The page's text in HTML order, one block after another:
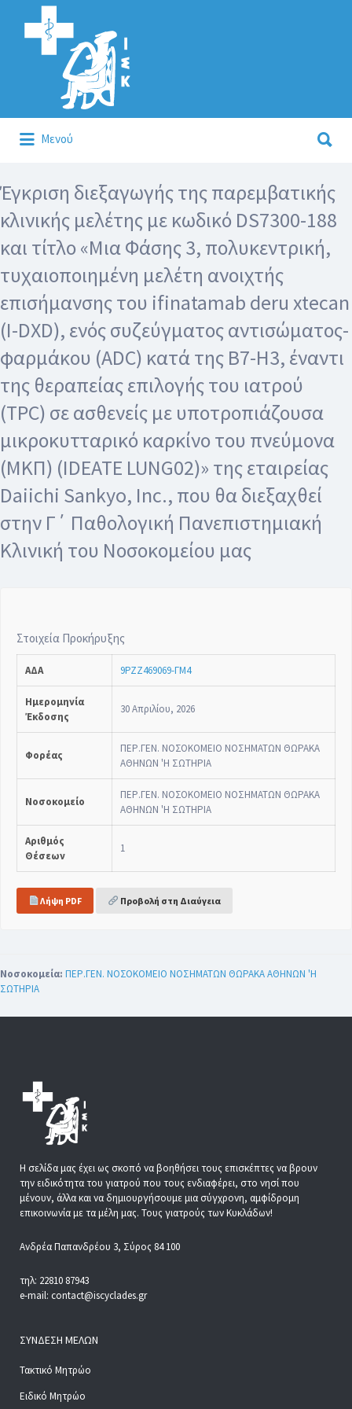
Αναζήτηση
για:
Μενού
για:
Έγκριση διεξαγωγής της παρεμβατικής
κλινικής μελέτης με κωδικό DS7300-188
και τίτλο «Μια Φάσης 3, πολυκεντρική,
τυχαιοποιημένη μελέτη ανοιχτής
επισήμανσης του ifinatamab deru xtecan
(I-DXD), ενός συζεύγματος αντισώματος-
φαρμάκου (ADC) κατά της B7-H3, έναντι
της θεραπείας επιλογής του ιατρού
(TPC) σε ασθενείς με υποτροπιάζουσα
μικροκυτταρικό καρκίνο του πνεύμονα
(ΜΚΠ) (IDEATE LUNG02)» της εταιρείας
Daiichi Sankyo, Inc., που θα διεξαχθεί
στην Γ΄ Παθολογική Πανεπιστημιακή
Κλινική του Νοσοκομείου μας
Στοιχεία Προκήρυξης
ΑΔΑ 9ΡΖΖ469069-ΓΜ4
Ημερομηνία
Έκδοσης
30 Απριλίου, 2026
Φορέας
ΠΕΡ.ΓΕΝ. ΝΟΣΟΚΟΜΕΙΟ ΝΟΣΗΜΑΤΩΝ ΘΩΡΑΚΑ
ΑΘΗΝΩΝ 'Η ΣΩΤΗΡΙΑ
Νοσοκομείο
ΠΕΡ.ΓΕΝ. ΝΟΣΟΚΟΜΕΙΟ ΝΟΣΗΜΑΤΩΝ ΘΩΡΑΚΑ
ΑΘΗΝΩΝ 'Η ΣΩΤΗΡΙΑ
Αριθμός
Θέσεων
1
Λήψη PDF Προβολή στη Διαύγεια
Νοσοκομεία: ΠΕΡ.ΓΕΝ. ΝΟΣΟΚΟΜΕΙΟ ΝΟΣΗΜΑΤΩΝ ΘΩΡΑΚΑ ΑΘΗΝΩΝ 'Η
ΣΩΤΗΡΙΑ
Η σελίδα μας έχει ως σκοπό να βοηθήσει τους επισκέπτες να βρουν
την ειδικότητα του γιατρού που τους ενδιαφέρει, στο νησί που
μένουν, άλλα και να δημιουργήσουμε μια σύγχρονη, αμφίδρομη
επικοινωνία με τα μέλη μας. Τους γιατρούς των Κυκλάδων!
Ανδρέα Παπανδρέου 3, Σύρος 84 100
τηλ: 22810 87943
e-mail: contact@iscyclades.gr
ΣΎΝΔΕΣΗ ΜΕΛΏΝ
Τακτικό Μητρώο
Ειδικό Μητρώο